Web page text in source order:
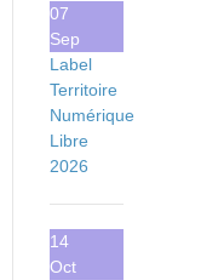
07
Sep
Label
Territoire
Numérique
Libre
2026
14
Oct